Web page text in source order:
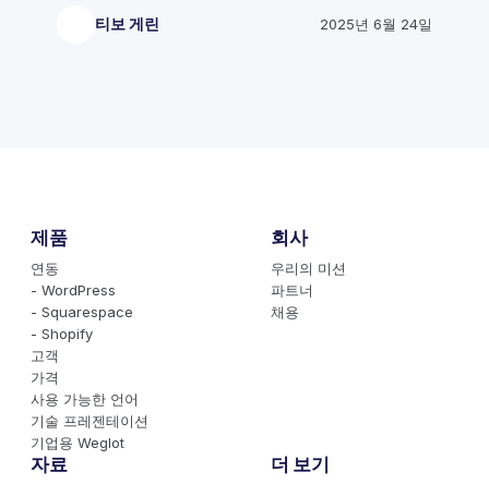
티보 게린 2025년 6월 24일
제품
연동
- WordPress
- Squarespace
- Shopify
고객
가격
사용 가능한 언어
기술 프레젠테이션
기업용 Weglot
회사
우리의 미션
파트너
채용
자료 더 보기